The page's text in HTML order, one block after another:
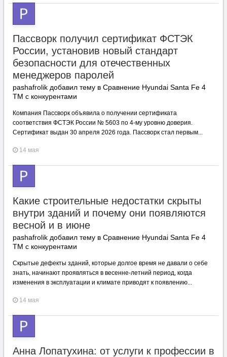
Пассворк получил сертификат ФСТЭК
России, установив новый стандарт
безопасности для отечественных
менеджеров паролей
pashafrolik добавил тему в Сравнение Hyundai Santa Fe 4
TM с конкурентами
Компания Пассворк объявила о получении сертификата
соответствия ФСТЭК России № 5603 по 4-му уровню доверия.
Сертификат выдан 30 апреля 2026 года. Пассворк стал первым...
14 мая
Какие строительные недостатки скрыты
внутри зданий и почему они появляются
весной и в июне
pashafrolik добавил тему в Сравнение Hyundai Santa Fe 4
TM с конкурентами
Скрытые дефекты зданий, которые долгое время не давали о себе
знать, начинают проявляться в весенне-летний период, когда
изменения в эксплуатации и климате приводят к появлению...
14 мая
Анна Лопатухина: от услуги к профессии в